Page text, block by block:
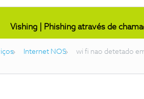
Vishing | Phishing através de
Internet NOS wi fi nao detetado